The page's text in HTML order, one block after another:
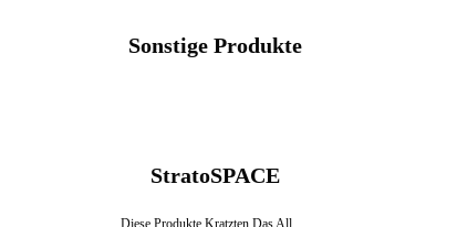
Sonstige Produkte
StratoSPACE
Diese Produkte Kratzten Das All.…